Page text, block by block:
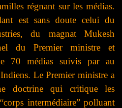
régnant sur les médias.
est sans doute celui du
du magnat Mukesh
du Premier ministre et
70 médias suivis par au
Le Premier ministre a
doctrine qui critique les
intermédiaire” polluant